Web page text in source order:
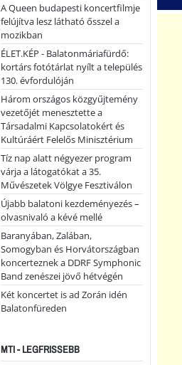
A Queen budapesti koncertfilmje
felújítva lesz látható ősszel a
mozikban
ÉLET.KÉP - Balatonmáriafürdő:
kortárs fotótárlat nyílt a település
130. évfordulóján
Három országos közgyűjtemény
vezetőjét menesztette a
Társadalmi Kapcsolatokért és
Kultúráért Felelős Minisztérium
Tíz nap alatt négyezer program
várja a látogatókat a 35.
Művészetek Völgye Fesztiválon
Újabb balatoni kezdeményezés –
olvasnivaló a kévé mellé
Baranyában, Zalában,
Somogyban és Horvátországban
koncerteznek a DDRF Symphonic
Band zenészei jövő hétvégén
Két koncertet is ad Zorán idén
Balatonfüreden
MTI - LEGFRISSEBB